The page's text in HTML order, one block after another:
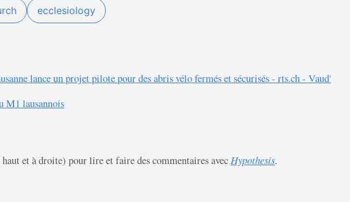
ecclesiology
lance un projet pilote pour des abris vélo fermés et sécurisés - rts.ch - Vaud'
M1 lausannois
haut et à droite) pour lire et faire des commentaires avec Hypothesis.